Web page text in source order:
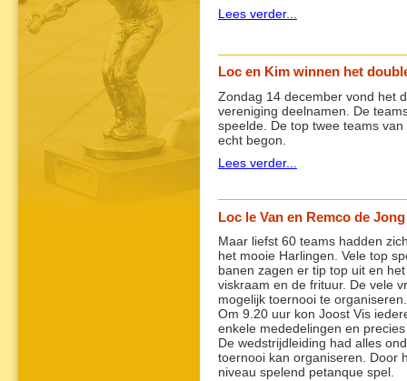
Lees verder...
Loc en Kim winnen het
Zondag 14 december vond het
vereniging deelnamen. De
speelde. De top twee teams
echt begon.
Lees verder...
Loc le Van en Remco de
Maar liefst 60 teams hadden
het mooie Harlingen. Vele top
banen zagen er tip top uit en
viskraam en de frituur. De vele
mogelijk toernooi te
Om 9.20 uur kon Joost Vis
enkele mededelingen en
De wedstrijdleiding had alles
toernooi kan organiseren. Door
niveau spelend petanque spel.